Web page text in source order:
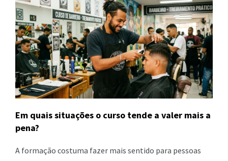
Em quais situações o curso tende a valer mais a
pena?
A formação costuma fazer mais sentido para pessoas